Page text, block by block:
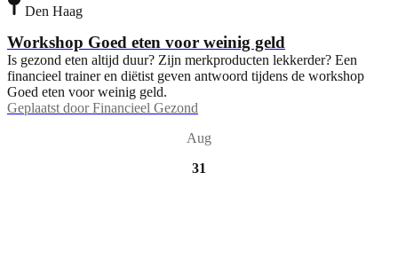
Den Haag
Workshop Goed eten voor weinig geld
Is gezond eten altijd duur? Zijn merkproducten lekkerder? Een
financieel trainer en diëtist geven antwoord tijdens de workshop
Goed eten voor weinig geld.
Geplaatst door Financieel Gezond
Aug
31